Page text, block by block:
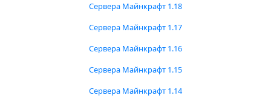
Сервера Майнкрафт 1.18
Сервера Майнкрафт 1.17
Сервера Майнкрафт 1.16
Сервера Майнкрафт 1.15
Сервера Майнкрафт 1.14